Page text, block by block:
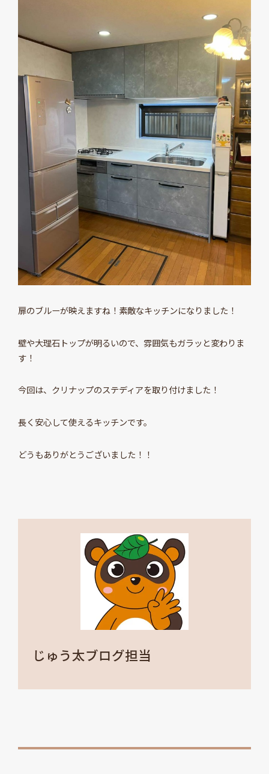
扉のブルーが映えますね！素敵なキッチンになりました！
壁や大理石トップが明るいので、雰囲気もガラッと変わりま
す！
今回は、クリナップのステディアを取り付けました！
長く安心して使えるキッチンです。
どうもありがとうございました！！
じゅう太ブログ担当